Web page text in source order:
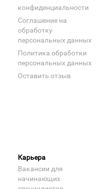
конфиденциальности
Соглашение на
обработку
персональных данных
Политика обработки
персональных данных
Оставить отзыв
Карьера
Вакансии для
начинающих